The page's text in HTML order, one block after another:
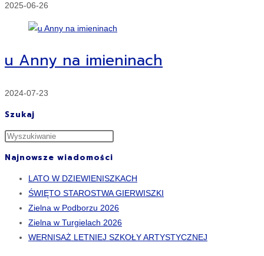
2025-06-26
u Anny na imieninach
2024-07-23
Szukaj
Najnowsze wiadomości
LATO W DZIEWIENISZKACH
ŚWIĘTO STAROSTWA GIERWISZKI
Zielna w Podborzu 2026
Zielna w Turgielach 2026
WERNISAŻ LETNIEJ SZKOŁY ARTYSTYCZNEJ